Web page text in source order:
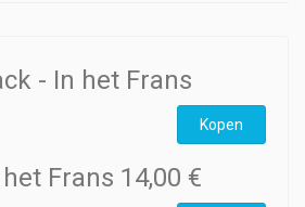
- In het Frans
Kopen
Frans 14,00 €